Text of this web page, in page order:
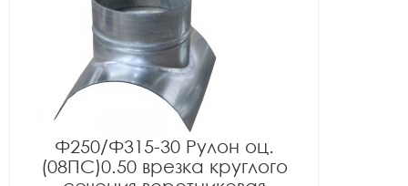
Ф250/Ф315-30 Рулон оц.
(08ПС)0.50 врезка круглого